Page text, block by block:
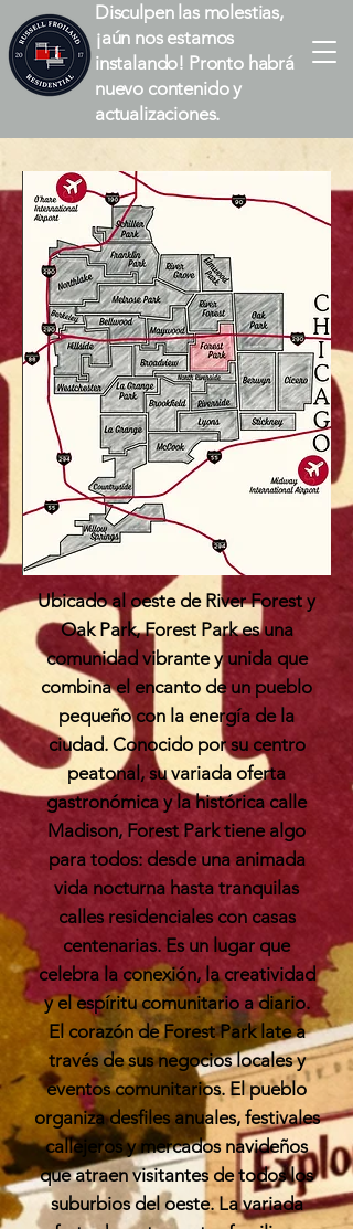
Disculpen las molestias,
¡aún nos estamos
instalando! Pronto habrá
nuevo contenido y
actualizaciones.
Ubicado al oeste de River Forest y
Oak Park, Forest Park es una
comunidad vibrante y unida que
combina el encanto de un pueblo
pequeño con la energía de la
ciudad. Conocido por su centro
peatonal, su variada oferta
gastronómica y la histórica calle
Madison, Forest Park tiene algo
para todos: desde una animada
vida nocturna hasta tranquilas
calles residenciales con casas
centenarias. Es un lugar que
celebra la conexión, la creatividad
y el espíritu comunitario a diario.
El corazón de Forest Park late a
través de sus negocios locales y
eventos comunitarios. El pueblo
organiza desfiles anuales, festivales
callejeros y mercados navideños
que atraen visitantes de todos los
suburbios del oeste. La variada